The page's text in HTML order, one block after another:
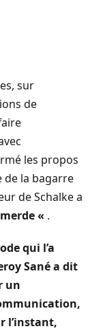
sur
de
les propos
de la bagarre
deSchalkea
« .
qui l’a
Sanéa dit
un
l’instant,